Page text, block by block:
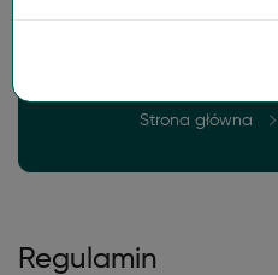
Strona główna
Regulamin